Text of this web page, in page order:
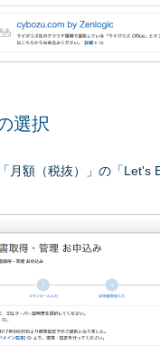
選択
月額（税抜）」の「Let's